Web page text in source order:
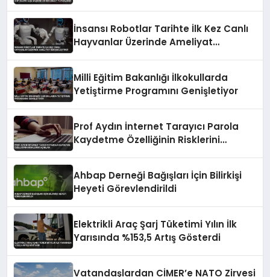
İnsansı Robotlar Tarihte İlk Kez Canlı
Hayvanlar Üzerinde Ameliyat
Milli Eğitim Bakanlığı İlkokullarda
Yetiştirme Programını Genişletiyor
Prof Aydın İnternet Tarayıcı Parola
Kaydetme Özelliğinin Risklerini
Ahbap Derneği Bağışları İçin Bilirkişi
Heyeti Görevlendirildi
Elektrikli Araç Şarj Tüketimi Yılın İlk
Yarısında %153,5 Artış Gösterdi
Vatandaşlardan CİMER’e NATO Zirvesi